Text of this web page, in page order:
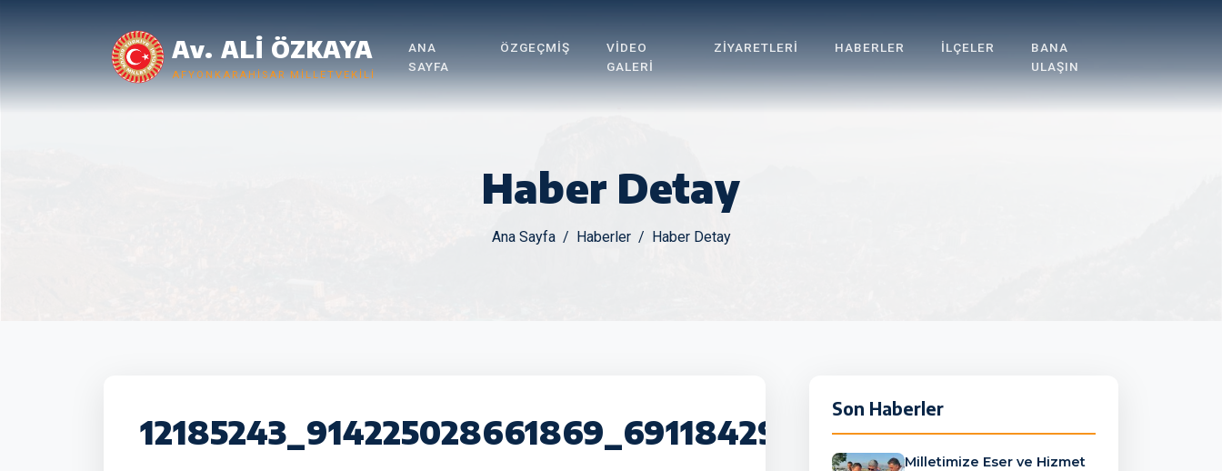
Av. ALİ ÖZKAYA
AFYONKARAHISAR MILLETVEKILI
ANA
SAYFA
ÖZGEÇMIŞ
VIDEO
GALERI
ZIYARETLERI HABERLER İLÇELER
BANA
ULAŞIN
Haber Detay
Ana Sayfa Haberler Haber Detay
Son Haberler
Milletimize Eser ve Hizmet